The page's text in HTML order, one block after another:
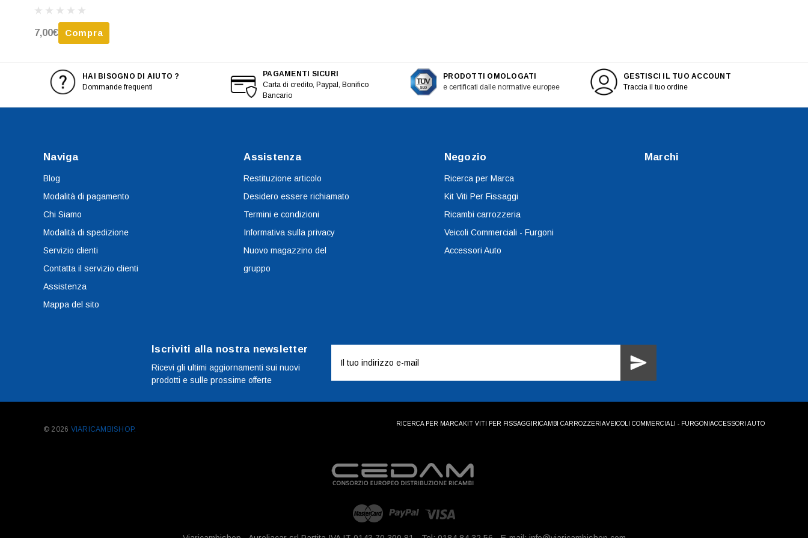
7,00€ Compra
HAI BISOGNO DI AIUTO ?
Dommande frequenti
PAGAMENTI SICURI
Carta di credito, Paypal, Bonifico
Bancario
PRODOTTI OMOLOGATI
e certificati dalle normative europee
GESTISCI IL TUO ACCOUNT
Traccia il tuo ordine
Naviga
Blog
Modalità di pagamento
Chi Siamo
Modalità di spedizione
Servizio clienti
Contatta il servizio clienti
Assistenza
Mappa del sito
Assistenza
Restituzione articolo
Desidero essere richiamato
Termini e condizioni
Informativa sulla privacy
Nuovo magazzino del
gruppo
Negozio
Ricerca per Marca
Kit Viti Per Fissaggi
Ricambi carrozzeria
Veicoli Commerciali - Furgoni
Accessori Auto
Marchi
Iscriviti alla nostra newsletter
Ricevi gli ultimi aggiornamenti sui nuovi
prodotti e sulle prossime offerte
mail
© 2026 VIARICAMBISHOP.
RICERCA PER MARCAKIT VITI PER FISSAGGI RICAMBI CARROZZERIAVEICOLI COMMERCIALI - FURGONI ACCESSORI AUTO